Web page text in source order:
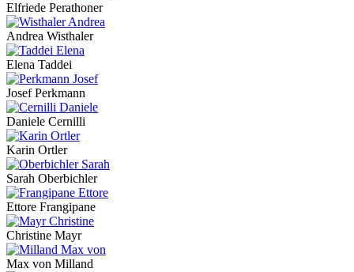
Elfriede Perathoner
Andrea Wisthaler
Elena Taddei
Josef Perkmann
Daniele Cernilli
Karin Ortler
Sarah Oberbichler
Ettore Frangipane
Christine Mayr
Max von Milland